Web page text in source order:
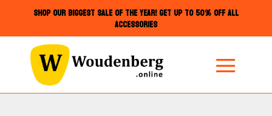
SHOP OUR BIGGEST SALE OF THE YEAR! GET UP TO 50% OFF ALL
ACCESSORIES